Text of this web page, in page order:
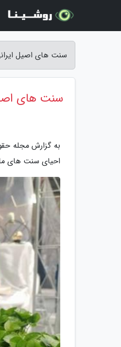
سنت های اصیل
سنت های
احیای سنت های